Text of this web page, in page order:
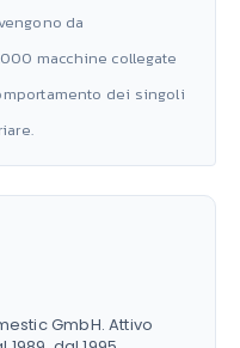
da
macchine collegate
dei singoli
GmbH. Attivo